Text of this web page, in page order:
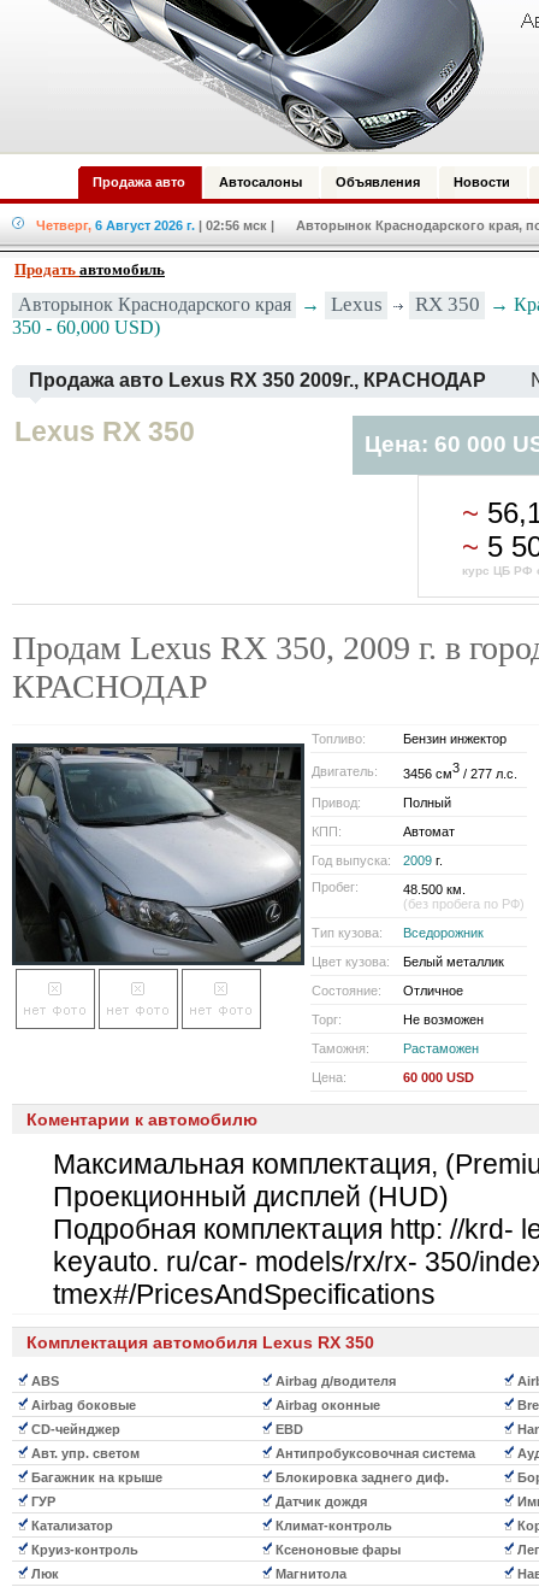
Продажа авто Автосалоны Объявления Новости
Четверг, 6 Август 2026 г. | 02:56 мск | Авторынок Краснодарского края,
Продать автомобиль
Авторынок Краснодарского края → Lexus RX 350
→
350 - 60,000 USD)
Продажа авто Lexus RX 350 2009г., КРАСНОДАР
Lexus RX 350 Цена: 60 000
~
~ 5
курс ЦБ РФ
Продам Lexus RX 350, 2009 г. в
КРАСНОДАР
Топливо: Бензин инжектор
Двигатель: 3456 см3 / 277 л.с.
Привод:
Полный
КПП:
Автомат
Год выпуска:
2009 г.
Пробег:
48.500 км.
(без пробега по РФ)
Тип кузова:
Вседорожник
Цвет кузова:
Белый металлик
Состояние:
Отличное
Торг:
Не возможен
Таможня:
Растаможен
Цена:
60 000 USD
Коментарии к автомобилю
Максимальная комплектация,
Проекционный дисплей (HUD)
Подробная комплектация http: //krd-
keyauto. ru/car- models/rx/rx- 350/
tmex#/PricesAndSpecifications
Комплектация автомобиля Lexus RX 350
ABS Airbag д/водителя
Airbag боковые
Airbag оконные
CD-чейнджер
EBD
Авт. упр. светом
Антипробуксовочная система
Багажник на крыше
Блокировка заднего диф.
ГУР
Датчик дождя
Катализатор
Климат-контроль
Круиз-контроль
Ксеноновые фары
Люк
Магнитола